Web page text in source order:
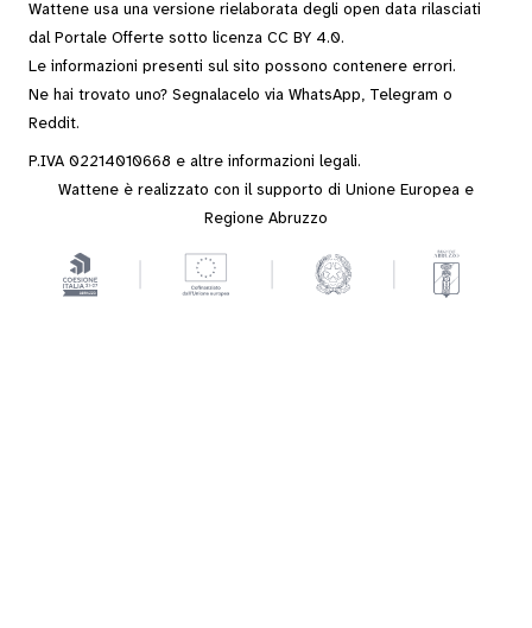
Wattene usa una versione rielaborata degli open data rilasciati
dal Portale Offerte sotto licenza CC BY 4.0.
Le informazioni presenti sul sito possono contenere errori.
Ne hai trovato uno? Segnalacelo via WhatsApp, Telegram o
Reddit.
P.IVA 02214010668 e altre informazioni legali.
Wattene è realizzato con il supporto di Unione Europea e
Regione Abruzzo